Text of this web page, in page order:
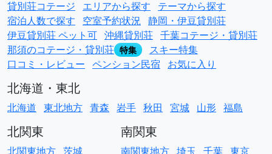
貸別荘コテージ エリアから探す
テーマから探す
宿泊人数で探す
空室予約状況 静岡・伊豆貸別荘
伊豆貸別荘 ペット可 沖縄貸別荘 千葉コテージ・貸別荘
那須のコテージ・貸別荘 特集
スキー特集
口コミ・レビュー ペンション民宿 お気に入り
北海道・東北
北海道 東北地方 青森 岩手 秋田 宮城 山形 福島
北関東
北関東地方 茨城
南関東
南関東地方 埼玉 千葉 東京